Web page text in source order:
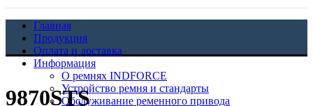
Главная
Продукция
Оплата и доставка
Информация
О ремнях INDFORCE
Устройство ремня и стандарты
Обслуживание ременного привода
9870STS